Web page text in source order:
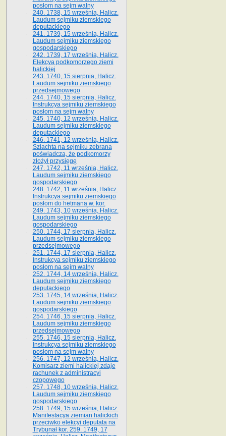
posłom na sejm walny
240. 1738, 15 września, Halicz.
Laudum sejmiku ziemskiego
deputackiego
241. 1739, 15 września, Halicz.
Laudum sejmiku ziemskiego
gospodarskiego
242. 1739, 17 września, Halicz.
Elekcya podkomorzego ziemi
halickiej
243. 1740, 15 sierpnia, Halicz.
Laudum sejmiku ziemskiego
przedsejmowego
244. 1740, 15 sierpnia, Halicz.
Instrukcya sejmiku ziemskiego
posłom na sejm walny
245. 1740, 12 września, Halicz.
Laudum sejmiku ziemskiego
deputackiego
246. 1741, 12 września, Halicz.
Szlachta na sejmiku zebrana
poświadcza, że podkomorzy
złożył przysięgę
247. 1742, 11 września, Halicz.
Laudum sejmiku ziemskiego
gospodarskiego
248. 1742, 11 września, Halicz.
Instrukcya sejmiku ziemskiego
posłom do hetmana w. kor.
249. 1743, 10 września, Halicz.
Laudum sejmiku ziemskiego
gospodarskiego
250. 1744, 17 sierpnia, Halicz.
Laudum sejmiku ziemskiego
przedsejmowego
251. 1744, 17 sierpnia, Halicz.
Instrukcya sejmiku ziemskiego
posłom na sejm walny
252. 1744, 14 września, Halicz.
Laudum sejmiku ziemskiego
deputackiego
253. 1745, 14 września, Halicz.
Laudum sejmiku ziemskiego
gospodarskiego
254. 1746, 15 sierpnia, Halicz.
Laudum sejmiku ziemskiego
przedsejmowego
255. 1746, 15 sierpnia, Halicz.
Instrukcya sejmiku ziemskiego
posłom na sejm walny
256. 1747, 12 września, Halicz.
Komisarz ziemi halickiej zdaje
rachunek z administracyi
czopowego
257. 1748, 10 września, Halicz.
Laudum sejmiku ziemskiego
gospodarskiego
258. 1749, 15 września, Halicz.
Manifestacya ziemian halickich
przeciwko elekcyi deputata na
Trybunał kor. 259. 1749, 17